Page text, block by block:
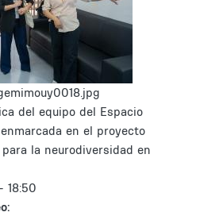
del equipo del Espacio
en el proyecto
la neurodiversidad en